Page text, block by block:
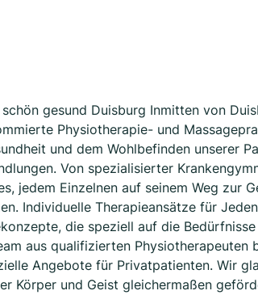
gesund Duisburg Inmitten von
Physiotherapie- und
und dem Wohlbefinden unserer
Von spezialisierter
jedem Einzelnen auf seinem Weg zur
Individuelle Therapieansätze für
die speziell auf die
aus qualifizierten Physiotherapeuten
Angebote für Privatpatienten. Wir
Körper und Geist gleichermaßen